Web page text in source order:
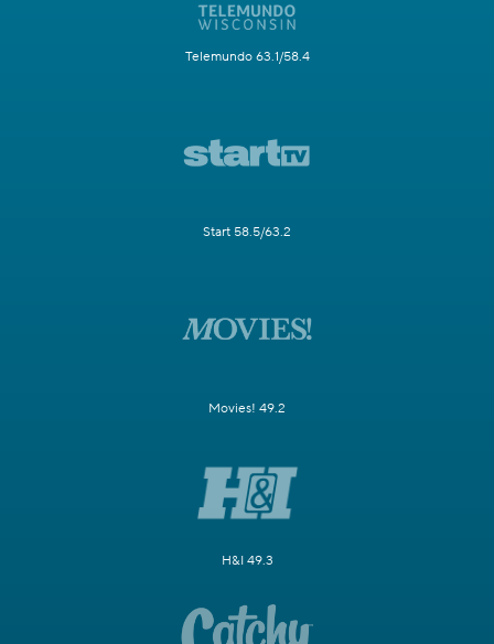
Telemundo 63.1/58.4
Start 58.5/63.2
Movies! 49.2
H&I 49.3